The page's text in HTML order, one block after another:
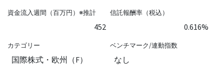
資金流入週間（百万円）※推計
452
信託報酬率（税込）
0.616%
カテゴリー
国際株式・欧州（F）
ベンチマーク/連動指数
なし